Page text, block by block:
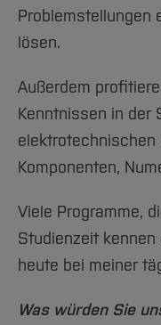
Problemstellungen
lösen.
Außerdem
Kenntnissen in der
Komponenten,
Viele Programme,
Studienzeit
heute bei meiner
Was würden Sie